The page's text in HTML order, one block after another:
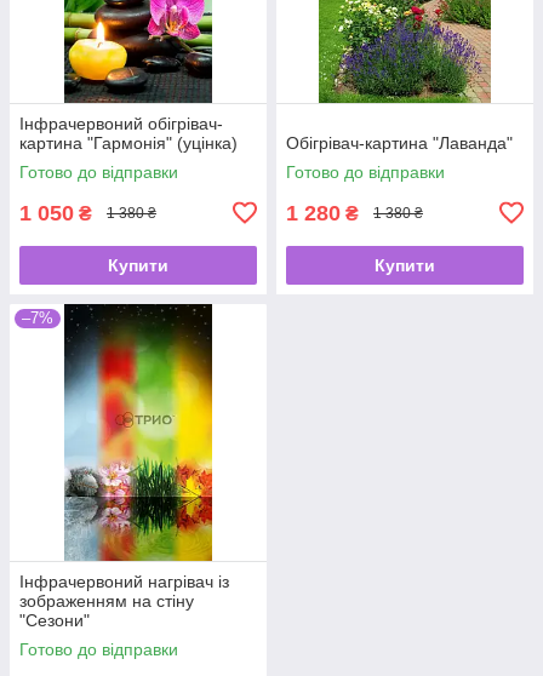
Інфрачервоний обігрівач-
картина "Гармонія" (уцінка)
Готово до відправки
1 050 ₴ 1 380 ₴
Купити
Обігрівач-картина "Лаванда"
Готово до відправки
1 280 ₴ 1 380 ₴
Купити
–7%
Інфрачервоний нагрівач із
зображенням на стіну
"Сезони"
Готово до відправки